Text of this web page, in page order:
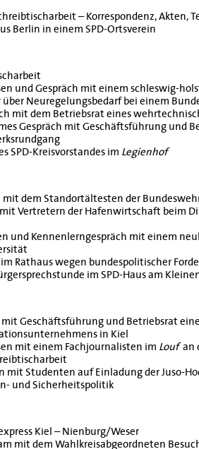
– Korrespondenz, Akten,
Berlin in einem SPD-Ortsverein
und Gespräch mit einem schleswig-
Neuregelungsbedarf bei einem
mit dem Betriebsrat eines
Gespräch mit Geschäftsführung und
SPD-Kreisvorstandes im Legienhof
mit dem Standortältesten der
mit Vertretern der Hafenwirtschaft beim
und Kennenlerngespräch mit einem
im Rathaus wegen bundespolitischer
im SPD-Haus am
mit Geschäftsführung und Betriebsrat
in Kiel
mit einem Fachjournalisten im Loufan
mit Studenten auf Einladung der Juso-
und Sicherheitspolitik
Kiel – Nienburg/Weser
mit dem Wahlkreisabgeordneten